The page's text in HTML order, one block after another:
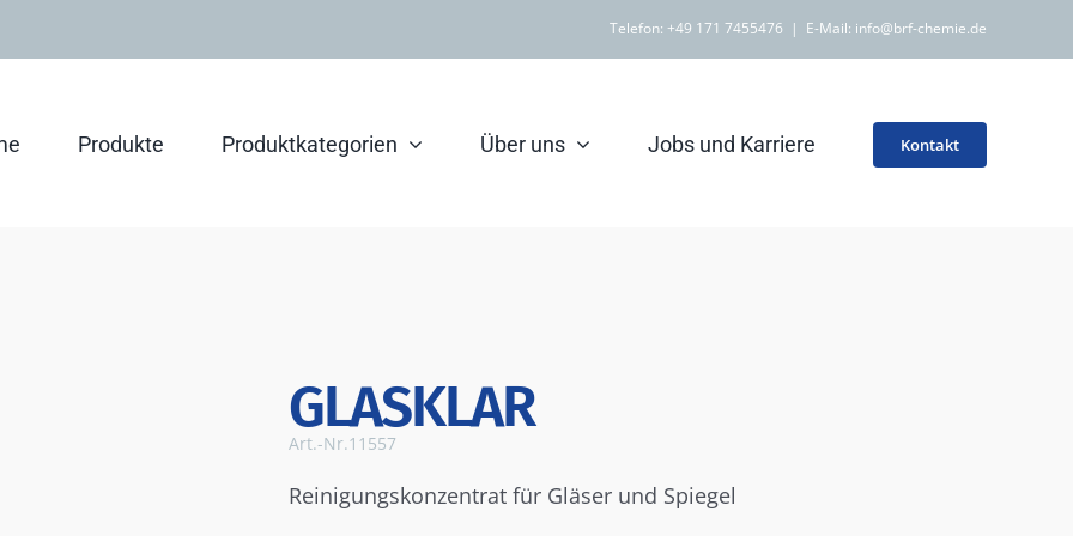
Telefon: +49 171 7455476 | E-Mail: info@brf-chemie.de
Produkte Produktkategorien Über uns Jobs und Karriere Kontakt
GLASKLAR
Art.-Nr.11557
Reinigungskonzentrat für Gläser und Spiegel